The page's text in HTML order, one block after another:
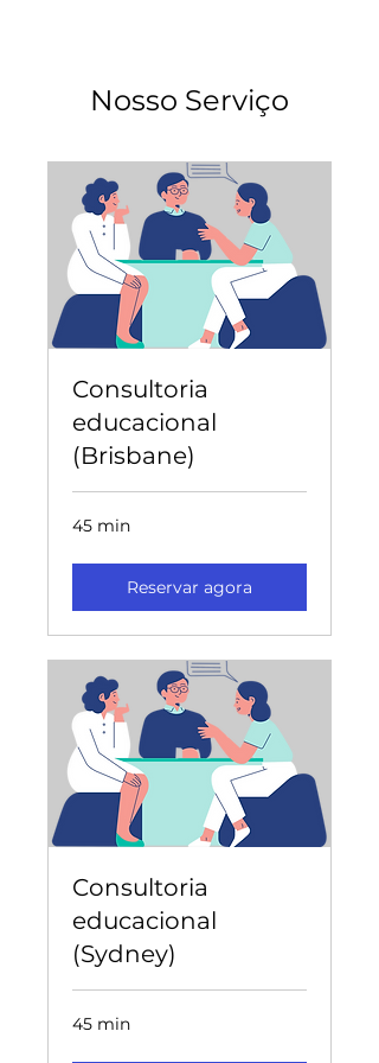
Nosso Serviço
Consultoria
educacional
(Brisbane)
45 min
Reservar agora
Consultoria
educacional
(Sydney)
45 min